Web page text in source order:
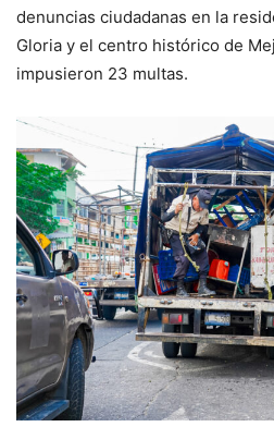
denuncias ciudadanas en la
Gloria y el centro histórico de
impusieron 23 multas.